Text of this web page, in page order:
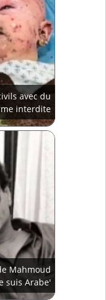
avec du
interdite
Mahmoud
suis Arabe'